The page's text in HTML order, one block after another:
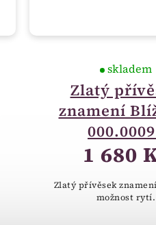
Zlatý
znamení
skladem
1 680
Zlatý přívěsek
možnost rytí.